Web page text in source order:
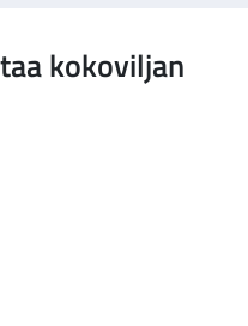
kokoviljan